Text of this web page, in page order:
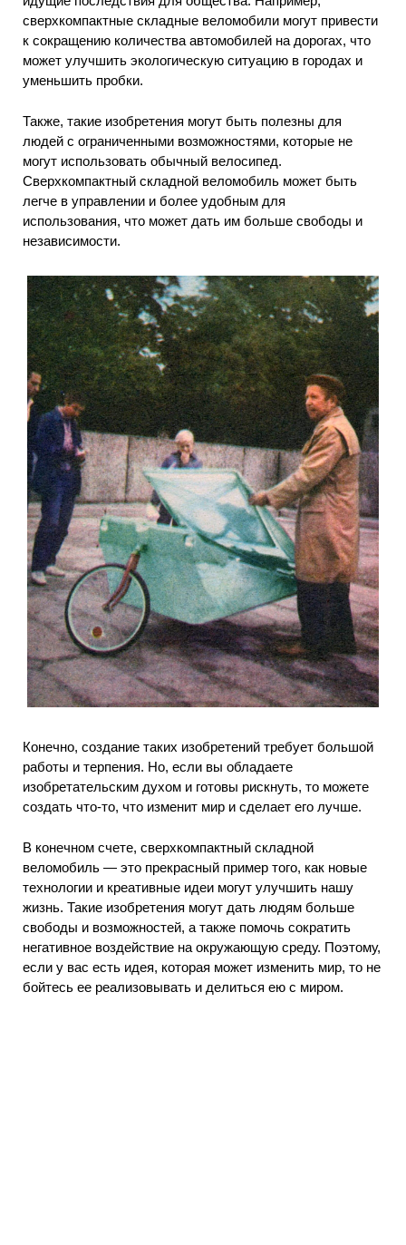
сверхкомпактные складные веломобили могут привести
к сокращению количества автомобилей на дорогах, что
может улучшить экологическую ситуацию в городах и
уменьшить пробки.
Также, такие изобретения могут быть полезны для
людей с ограниченными возможностями, которые не
могут использовать обычный велосипед.
Сверхкомпактный складной веломобиль может быть
легче в управлении и более удобным для
использования, что может дать им больше свободы и
независимости.
Конечно, создание таких изобретений требует большой
работы и терпения. Но, если вы обладаете
изобретательским духом и готовы рискнуть, то можете
создать что-то, что изменит мир и сделает его лучше.
В конечном счете, сверхкомпактный складной
веломобиль — это прекрасный пример того, как новые
технологии и креативные идеи могут улучшить нашу
жизнь. Такие изобретения могут дать людям больше
свободы и возможностей, а также помочь сократить
негативное воздействие на окружающую среду. Поэтому,
если у вас есть идея, которая может изменить мир, то не
бойтесь ее реализовывать и делиться ею с миром.